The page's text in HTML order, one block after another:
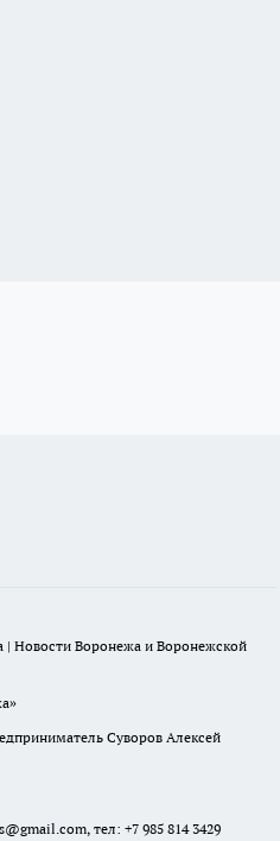
Новости Воронежа и Воронежской
Суворов Алексей
тел: +7 985 814 3429